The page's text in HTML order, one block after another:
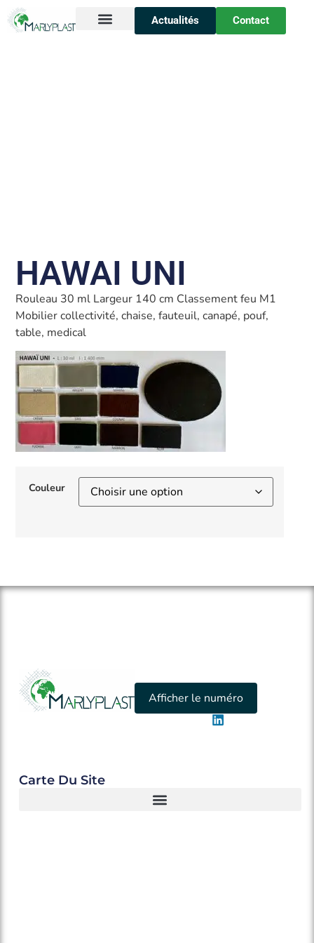
Actualités Contact
HAWAI UNI
Rouleau 30 ml Largeur 140 cm Classement feu M1
Mobilier collectivité, chaise, fauteuil, canapé, pouf,
table, medical
Couleur
Afficher le numéro
Carte Du Site